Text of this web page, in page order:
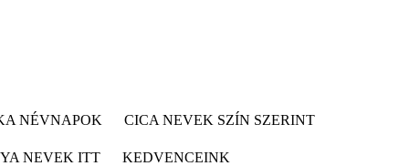
NÉVNAPOK CICA NEVEK SZÍN SZERINT
NEVEK ITT KEDVENCEINK